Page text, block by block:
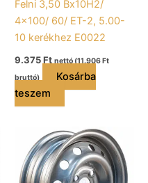
Felni 3,50 Bx10H2/
4×100/ 60/ ET-2, 5.00-
10 kerékhez E0022
9.375Ft nettó (11.906Ft
bruttó)
Kosárba
teszem